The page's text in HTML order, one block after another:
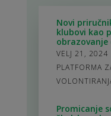
Novi
klubovi kao
VELJ 21, 2024
PLATFORMA
Promicanje